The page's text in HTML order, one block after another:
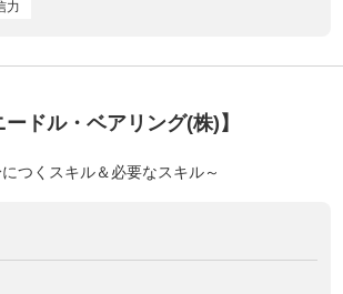
力
ドル・ベアリング(株)】
つくスキル＆必要なスキル～